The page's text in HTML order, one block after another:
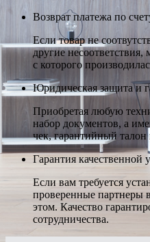
Возврат платежа по
Если товар не
другие несоответствия,
с которого
Юридическая защита и
Приобретая любую
набор документов, а
чек, гарантийный
Гарантия качественной
Если вам требуется
проверенные партнеры
этом. Качество
сотрудничества.